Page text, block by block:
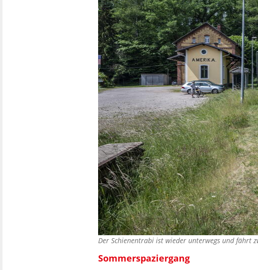
Der Schienentrabi ist wieder unterwegs und fährt
Sommerspaziergang